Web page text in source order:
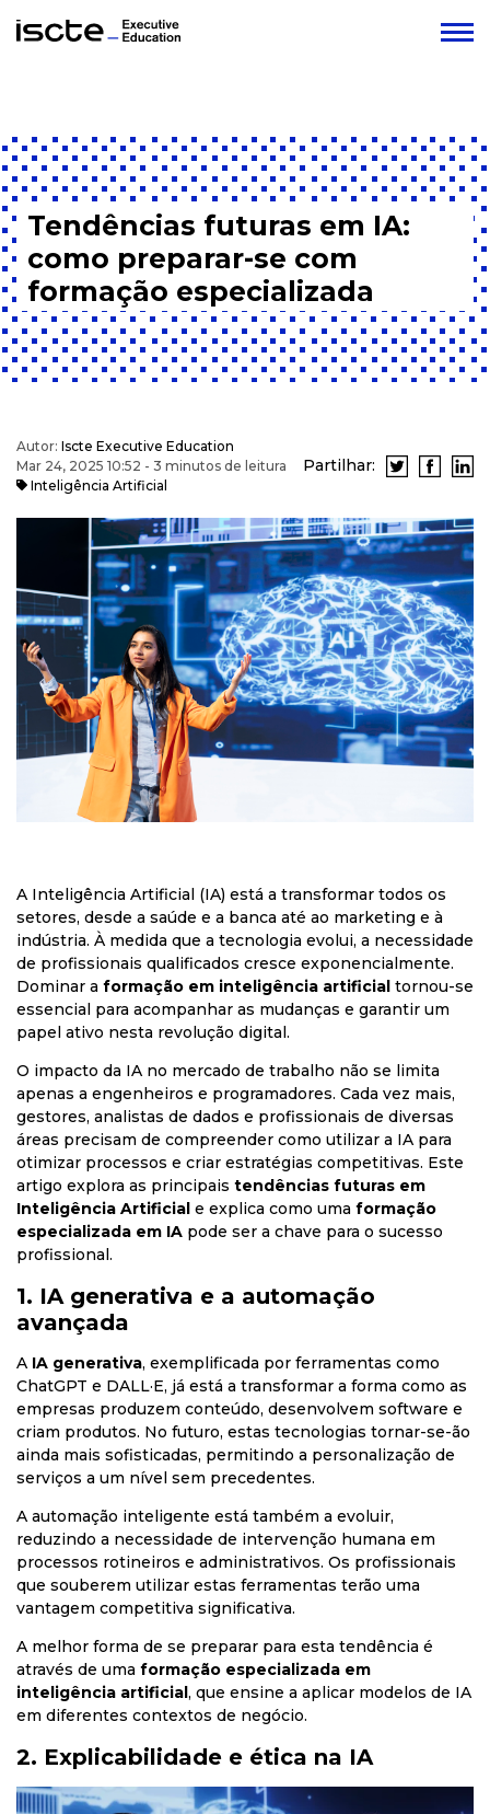
Tendências futuras em IA:
como preparar-se com
formação especializada
Autor: Iscte Executive Education
Mar 24, 2025 10:52 - 3 minutos de leitura
Inteligência Artificial
Partilhar:
A Inteligência Artificial (IA) está a transformar todos os
setores, desde a saúde e a banca até ao marketing e à
indústria. À medida que a tecnologia evolui, a necessidade
de profissionais qualificados cresce exponencialmente.
Dominar a formação em inteligência artificial tornou-se
essencial para acompanhar as mudanças e garantir um
papel ativo nesta revolução digital.
O impacto da IA no mercado de trabalho não se limita
apenas a engenheiros e programadores. Cada vez mais,
gestores, analistas de dados e profissionais de diversas
áreas precisam de compreender como utilizar a IA para
otimizar processos e criar estratégias competitivas. Este
artigo explora as principais tendências futuras em
Inteligência Artificial e explica como uma formação
especializada em IA pode ser a chave para o sucesso
profissional.
1. IA generativa e a automação
avançada
A IA generativa, exemplificada por ferramentas como
ChatGPT e DALL·E, já está a transformar a forma como as
empresas produzem conteúdo, desenvolvem software e
criam produtos. No futuro, estas tecnologias tornar-se-ão
ainda mais sofisticadas, permitindo a personalização de
serviços a um nível sem precedentes.
A automação inteligente está também a evoluir,
reduzindo a necessidade de intervenção humana em
processos rotineiros e administrativos. Os profissionais
que souberem utilizar estas ferramentas terão uma
vantagem competitiva significativa.
A melhor forma de se preparar para esta tendência é
através de uma formação especializada em
inteligência artificial , que ensine a aplicar modelos de IA
em diferentes contextos de negócio.
2. Explicabilidade e ética na IA